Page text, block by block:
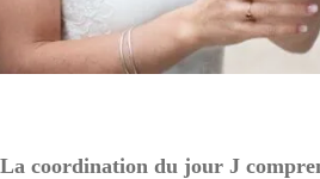
La coordination du jour J